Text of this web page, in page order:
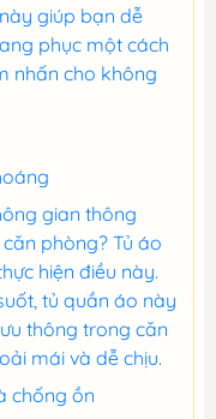
giúp bạn dễ
phục một cách
nhấn cho không
gian thông
phòng? Tủ áo
hiện điều này.
tủ quần áo này
thông trong căn
mái và dễ chịu.
chống ồn